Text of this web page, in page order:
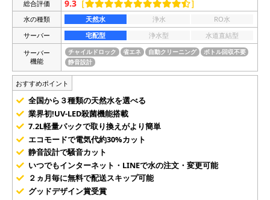
総合評価 9.3 ［ ］
水の種類 天然水 浄水
RO水
サーバー
宅配型 浄水型
水道直結型
サーバー
機能
チャイルドロック 省エネ 自動クリーニング
ボトル回収不要
静音設計
おすすめポイント
全国から３種類の天然水を選べる
業界初!UV-LED殺菌機能搭載
7.2L軽量パックで取り換えがより簡単
エコモードで電気代約30%カット
静音設計で騒音カット
いつでもインターネット・LINEで水の注文・変更可能
２ヵ月毎に無料で配送スキップ可能
グッドデザイン賞受賞